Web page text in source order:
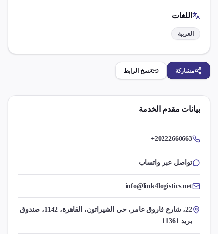
اللغات
العربية
مشاركة نسخ الرابط
بيانات مقدم الخدمة
+20222660663
تواصل عبر واتساب
info@link4logistics.net
22، شارع فاروق عامر، حي الشيراتون، القاهرة، 1142، صندوق
بريد 11361